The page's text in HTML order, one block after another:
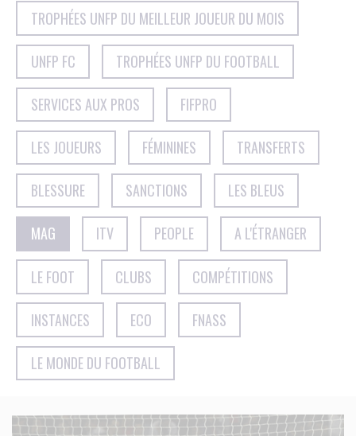
TROPHÉES UNFP DU MEILLEUR JOUEUR DU MOIS
UNFP FC TROPHÉES UNFP DU FOOTBALL
SERVICES AUX PROS FIFPRO
LES JOUEURS FÉMININES TRANSFERTS
BLESSURE SANCTIONS LES BLEUS
MAG ITV PEOPLE A L'ÉTRANGER
LE FOOT CLUBS COMPÉTITIONS
INSTANCES ECO FNASS
LE MONDE DU FOOTBALL